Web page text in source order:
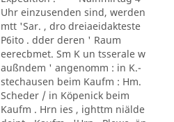
Uhr einzusenden sind, werden
mtt 'Sar. , dro dreiaeidakteste
P6ito . dder deren ' Raum
eerecbmet. Sm K un tsserale w
außndem ' angenomm : in K.-
stechausen beim Kaufm : Hm.
Scheder / in Köpenick beim
Kaufm . Hrn ies , ighttm niälde